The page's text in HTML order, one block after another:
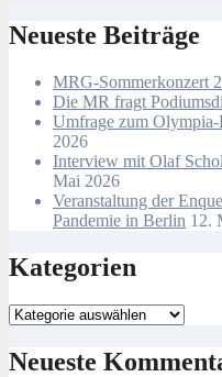
Neueste Beiträge
MRG-Sommerkonzert
Die MR fragt
Umfrage zum
2026
Interview mit Olaf
Mai 2026
Veranstaltung der
Pandemie in Berlin 12.
Kategorien
Kategorien
Neueste